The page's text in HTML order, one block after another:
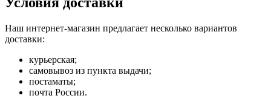
Наш интернет-магазин предлагает несколько вариантов
доставки:
курьерская;
самовывоз из пункта выдачи;
постаматы;
почта России.